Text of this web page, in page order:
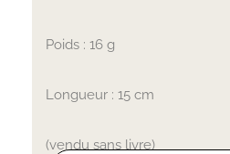
Poids : 16 g
Longueur : 15 cm
(vendu sans livre)